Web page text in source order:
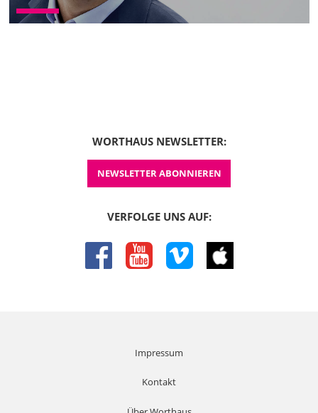
WORTHAUS NEWSLETTER:
NEWSLETTER ABONNIEREN
VERFOLGE UNS AUF:
facebook youtube vimeo itunes
Impressum
Kontakt